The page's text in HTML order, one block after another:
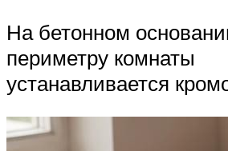
На бетонном
периметру комнаты
устанавливается